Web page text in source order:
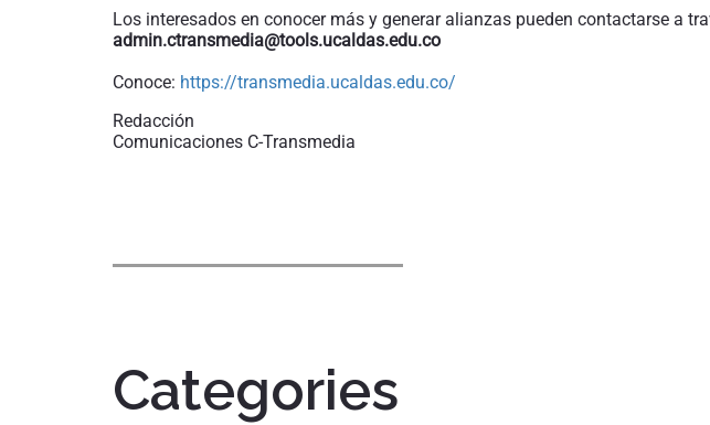
Los interesados en conocer más y generar alianzas pueden contactarse a
admin.ctransmedia@tools.ucaldas.edu.co
Conoce: https://transmedia.ucaldas.edu.co/
Redacción
Comunicaciones C-Transmedia
Categories